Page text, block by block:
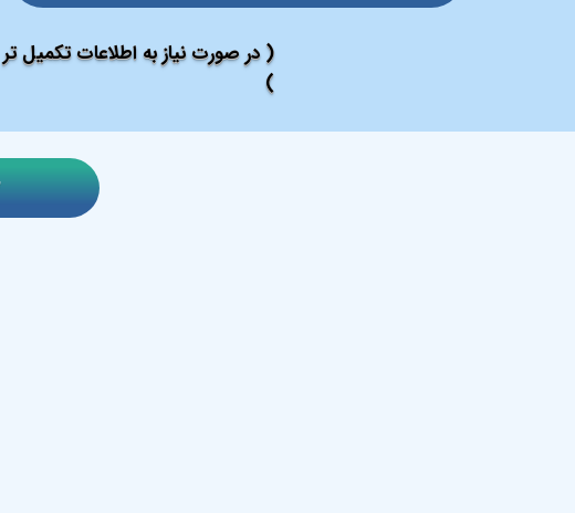
( در صورت نیاز به اطلاعات تکمیل تر
)